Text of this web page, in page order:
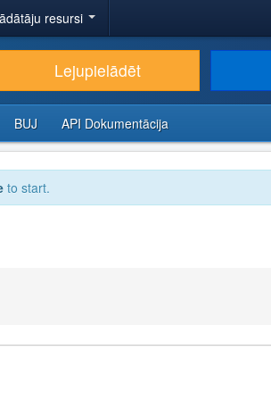
resursi
Lejupielādēt
BUJ API Dokumentācija
to start.